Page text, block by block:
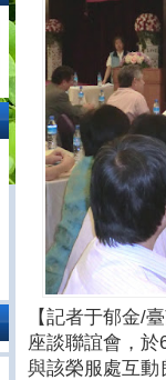
【記者于郁金/
座談聯誼會，
與該榮服處互動